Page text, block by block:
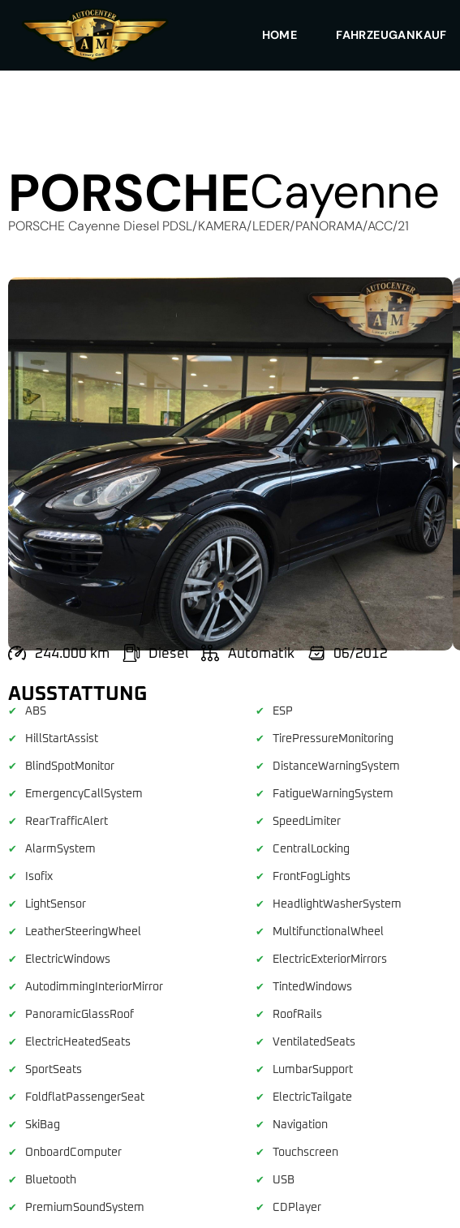
HOME FAHRZEUGANKAUF
PORSCHECayenne
PORSCHE Cayenne Diesel PDSL/KAMERA/LEDER/PANORAMA/ACC/21
244.000 km Diesel Automatik 06/2012
AUSSTATTUNG
✔ ABS ✔ ESP
✔ HillStartAssist ✔ TirePressureMonitoring
✔ BlindSpotMonitor ✔ DistanceWarningSystem
✔ EmergencyCallSystem ✔ FatigueWarningSystem
✔ RearTrafficAlert ✔ SpeedLimiter
✔ AlarmSystem ✔ CentralLocking
✔ Isofix ✔ FrontFogLights
✔ LightSensor ✔ HeadlightWasherSystem
✔ LeatherSteeringWheel ✔ MultifunctionalWheel
✔ ElectricWindows ✔ ElectricExteriorMirrors
✔ AutodimmingInteriorMirror ✔ TintedWindows
✔ PanoramicGlassRoof ✔ RoofRails
✔ ElectricHeatedSeats ✔ VentilatedSeats
✔ SportSeats ✔ LumbarSupport
✔ FoldflatPassengerSeat ✔ ElectricTailgate
✔ SkiBag ✔ Navigation
✔ OnboardComputer ✔ Touchscreen
✔ Bluetooth ✔ USB
✔ PremiumSoundSystem ✔ CDPlayer